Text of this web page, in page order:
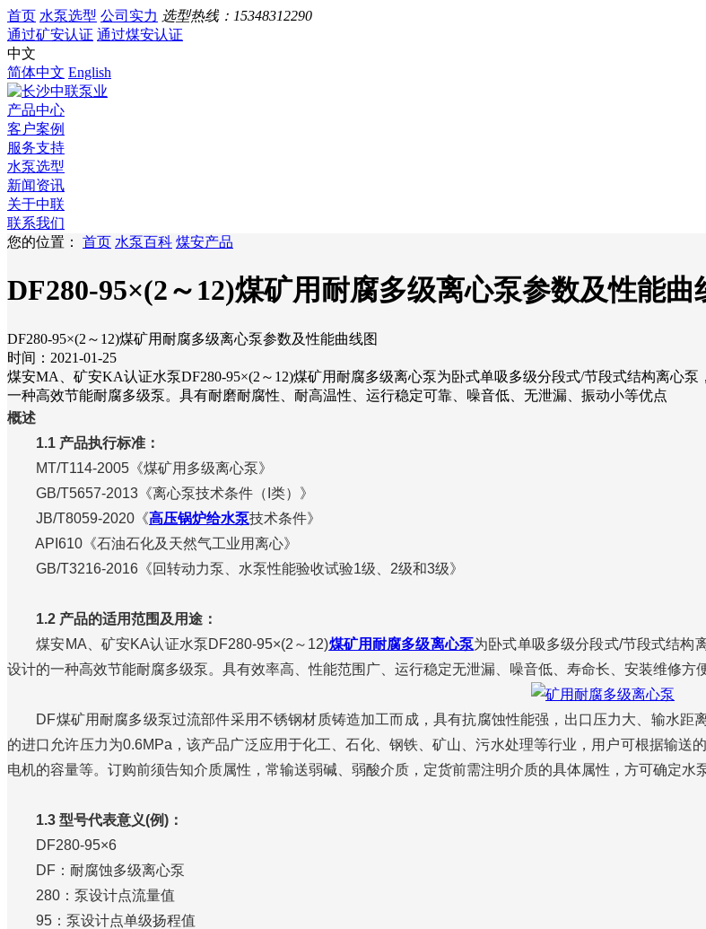
首页 水泵选型 公司实力 选型热线： 15348312290
通过矿安认证 通过煤安认证
中文
简体中文 English
产品中心
客户案例
服务支持
水泵选型
新闻资讯
关于中联
联系我们
您的位置： 首页 水泵百科 煤安产品
DF280-95×(2～12)煤矿用耐腐多级离心泵参数及性能曲
DF280-95×(2～12)煤矿用耐腐多级离心泵参数及性能曲线图
时间：2021-01-25
煤安MA、矿安KA认证水泵DF280-95×(2～12)煤矿用耐腐多级离心泵为卧式单吸多级分段式/节段式结构离心
一种高效节能耐腐多级泵。具有耐磨耐腐性、耐高温性、运行稳定可靠、噪音低、无泄漏、振动小等优点
概述
1.1 产品执行标准：
MT/T114-2005《煤矿用多级离心泵》
GB/T5657-2013《离心泵技术条件（I类）》
JB/T8059-2020《高压锅炉给水泵技术条件》
API610《石油石化及天然气工业用离心》
GB/T3216-2016《回转动力泵、水泵性能验收试验1级、2级和3级》
1.2 产品的适用范围及用途：
煤安MA、矿安KA认证水泵DF280-95×(2～12)煤矿用耐腐多级离心泵为卧式单吸多级分段式/节段式结构
设计的一种高效节能耐腐多级泵。具有效率高、性能范围广、运行稳定无泄漏、噪音低、寿命长、安装维修方
DF煤矿用耐腐多级泵过流部件采用不锈钢材质铸造加工而成，具有抗腐蚀性能强，出口压力大、输水距
的进口允许压力为0.6MPa，该产品广泛应用于化工、石化、钢铁、矿山、污水处理等行业，用户可根据输
电机的容量等。订购前须告知介质属性，常输送弱碱、弱酸介质，定货前需注明介质的具体属性，方可确定水
1.3 型号代表意义(例)：
DF280-95×6
DF：耐腐蚀多级离心泵
280：泵设计点流量值
95：泵设计点单级扬程值